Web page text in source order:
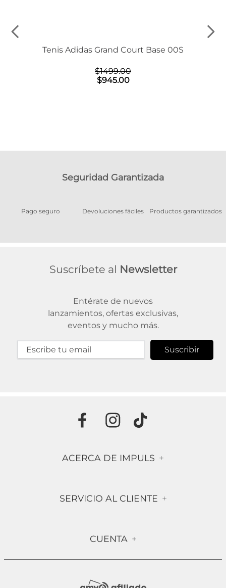
Tenis Adidas Grand Court Base 00S
$1499.00
$945.00
Seguridad Garantizada
Pago seguro Devoluciones fáciles Productos garantizados
Suscríbete al Newsletter
Entérate de nuevos
lanzamientos, ofertas exclusivas,
eventos y mucho más.
Suscribir
ACERCA DE IMPULS +
Contáctanos
Compra Segura
SERVICIO AL CLIENTE +
Política de Devolución
CUENTA +